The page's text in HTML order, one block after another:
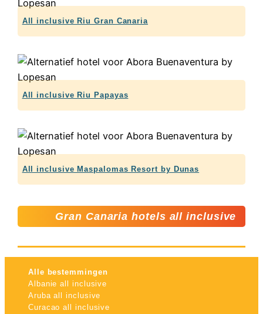
All inclusive Riu Gran Canaria
All inclusive Riu Papayas
All inclusive Maspalomas Resort by Dunas
Gran Canaria hotels all inclusive
Alle bestemmingen
Albanie all inclusive
Aruba all inclusive
Curacao all inclusive